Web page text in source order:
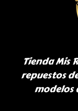
Tienda Mis
repuestos
modelos